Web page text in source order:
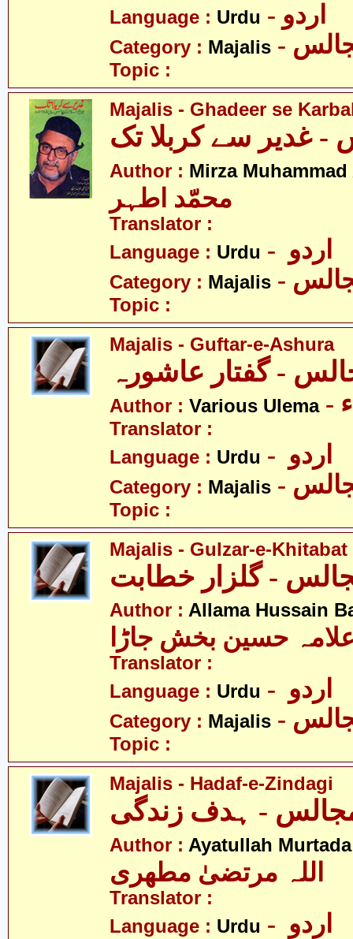
Language : Urdu - اردو
Category : Majalis
Topic :
Majalis - Ghadeer se
Author : Mirza Muhammad
محمّد اطہر
Translator :
Language : Urdu
Category : Majalis
Topic :
Majalis - Guftar-e-Ashura
Author : Various Ulema
Translator :
Language : Urdu
Category : Majalis
Topic :
Majalis - Gulzar-e-Khitabat
Author : Allama Hussain
حسین بخش جاڑا
Translator :
Language : Urdu
Category : Majalis
Topic :
Majalis - Hadaf-e-Zindagi
- ہدف زندگی
Author : Ayatullah
اللہ مرتضیٰ مطھری
Translator :
Language : Urdu